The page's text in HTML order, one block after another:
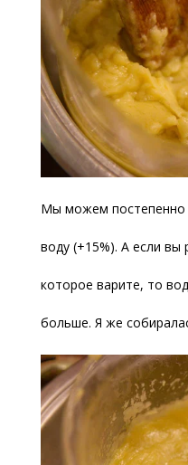
Мы можем постепенно
воду (+15%). А если
которое варите, то
больше. Я же